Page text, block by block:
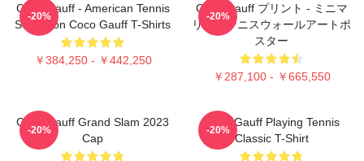
Coco Gauff - American Tennis
Sensation Coco Gauff T-Shirts
￥384,250 - ￥442,250
-20%
Coco Gauff プリント - ミニマ
リストテニスウォールアートポ
スター
￥287,100 - ￥665,550
-20%
Coco Gauff Grand Slam 2023
Cap
-20%
Coco Gauff Playing Tennis
Classic T-Shirt
-20%